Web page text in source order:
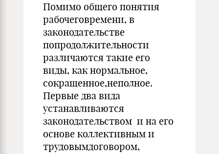
Помимо общего понятия
рабочеговремени, в
законодательстве
попродолжительности
различаются такие его
виды, как нормальное,
сокращенное,неполное.
Первые два вида
устанавливаются
законодательством и на его
основе коллективным и
трудовымдоговором,